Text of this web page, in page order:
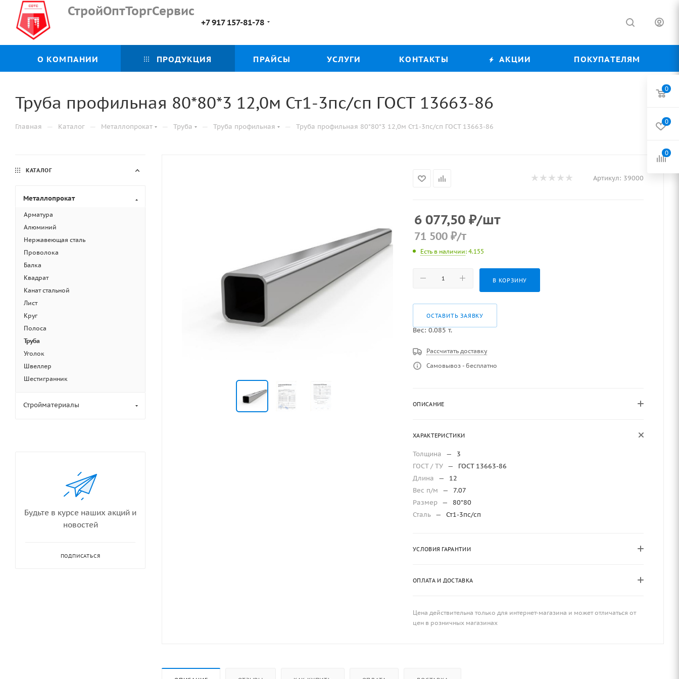
СтройОптТоргСервис
+7 917 157-81-78
О КОМПАНИИ ПРОДУКЦИЯ ПРАЙСЫ УСЛУГИ КОНТАКТЫ АКЦИИ ПОКУПАТЕЛЯМ
Труба профильная 80*80*3 12,0м Ст1-3пс/сп ГОСТ 13663-86
Главная — Каталог — Металлопрокат — Труба — Труба профильная — Труба профильная 80*80*3 12,0м Ст1-3пс/сп ГОСТ 13663-86
Артикул: 39000
6 077,50 ₽/шт
71 500 ₽/т
Есть в наличии: 4.155
В КОРЗИНУ
ОСТАВИТЬ ЗАЯВКУ
Вес:0.085т.
Рассчитать доставку
Самовывоз - бесплатно
ОПИСАНИЕ
ХАРАКТЕРИСТИКИ
Толщина —
3
ГОСТ / ТУ —
ГОСТ 13663-86
Длина
—
12
Вес п/м
—
7.07
Размер —
80*80
Сталь — Ст1-3пс/сп
УСЛОВИЯ ГАРАНТИИ
ОПЛАТА И ДОСТАВКА
Цена действительна только для интернет-магазина и может отличаться от
цен в розничных магазинах
КАТАЛОГ
Металлопрокат
Арматура
Алюминий
Нержавеющая сталь
Проволока
Балка
Квадрат
Канат стальной
Лист
Круг
Полоса
Труба
Уголок
Швеллер
Шестигранник
Стройматериалы
Будьте в курсе наших акций и
новостей
ПОДПИСАТЬСЯ
0
0
0